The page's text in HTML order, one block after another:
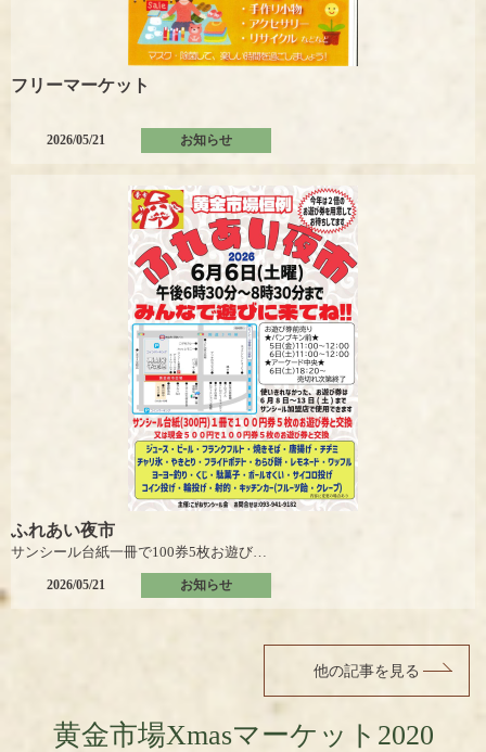
フリーマーケット
2026/05/21 お知らせ
ふれあい夜市
サンシール台紙一冊で100券5枚お遊び券と交換
又は現金500円で100券5枚お遊び券と交換
2026/05/21 お知らせ
他の記事を見る
黄金市場Xmasマーケット2020